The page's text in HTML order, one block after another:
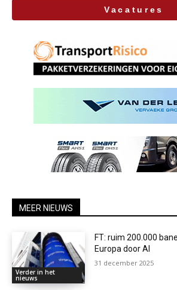
Vacatures
MEER NIEUWS
Verder in het
nieuws
FT: ruim 200.000
Europa door AI
31 december 2025